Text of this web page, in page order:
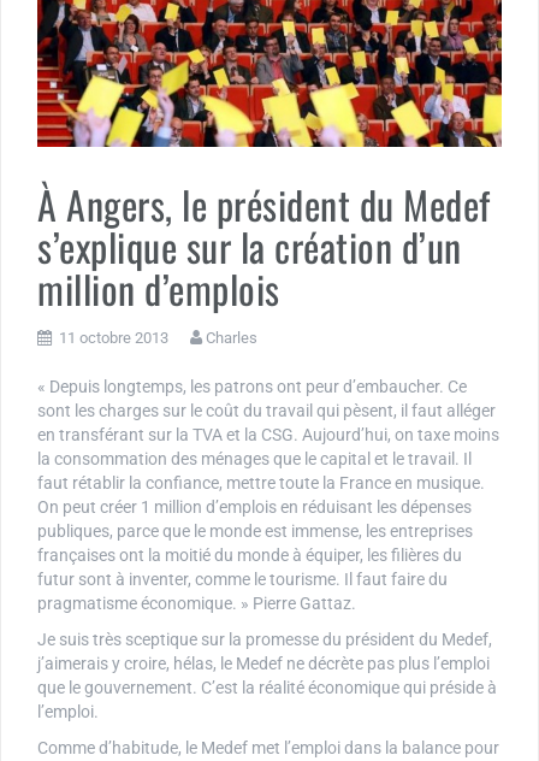
À Angers, le président du Medef
s’explique sur la création d’un
million d’emplois
11 octobre 2013 Charles
« Depuis longtemps, les patrons ont peur d’embaucher. Ce
sont les charges sur le coût du travail qui pèsent, il faut alléger
en transférant sur la TVA et la CSG. Aujourd’hui, on taxe moins
la consommation des ménages que le capital et le travail. Il
faut rétablir la confiance, mettre toute la France en musique.
On peut créer 1 million d’emplois en réduisant les dépenses
publiques, parce que le monde est immense, les entreprises
françaises ont la moitié du monde à équiper, les filières du
futur sont à inventer, comme le tourisme. Il faut faire du
pragmatisme économique. » Pierre Gattaz.
Je suis très sceptique sur la promesse du président du Medef,
j’aimerais y croire, hélas, le Medef ne décrète pas plus l’emploi
que le gouvernement. C’est la réalité économique qui préside à
l’emploi.
Comme d’habitude, le Medef met l’emploi dans la balance pour